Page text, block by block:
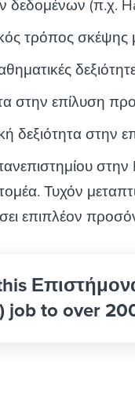
δεδομένων (π.χ.
τρόπος σκέψης
στην επίλυση
δεξιότητα στην
Τυχόν
επιπλέον
job to over